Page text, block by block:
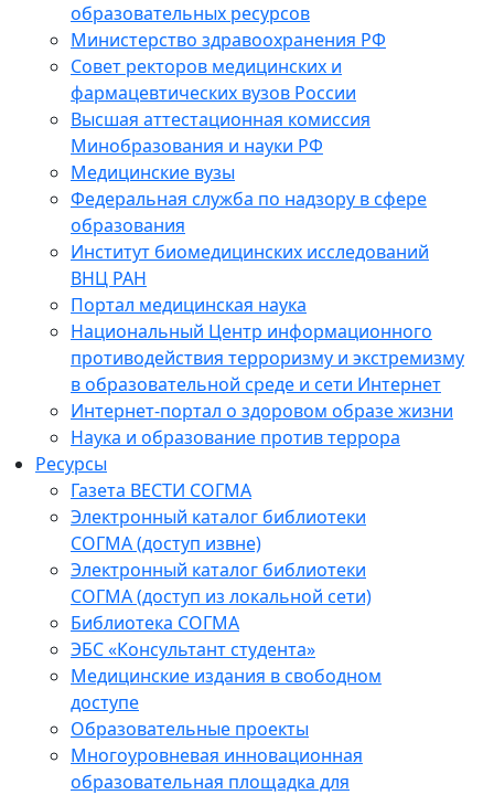
образовательных ресурсов
Министерство здравоохранения РФ
Совет ректоров медицинских и
фармацевтических вузов России
Высшая аттестационная комиссия
Минобразования и науки РФ
Медицинские вузы
Федеральная служба по надзору в сфере
образования
Институт биомедицинских исследований
ВНЦ РАН
Портал медицинская наука
Национальный Центр информационного
противодействия терроризму и экстремизму
в образовательной среде и сети Интернет
Интернет-портал о здоровом образе жизни
Наука и образование против террора
Ресурсы
Газета ВЕСТИ СОГМА
Электронный каталог библиотеки
СОГМА (доступ извне)
Электронный каталог библиотеки
СОГМА (доступ из локальной сети)
Библиотека СОГМА
ЭБС «Консультант студента»
Медицинские издания в свободном
доступе
Образовательные проекты
Многоуровневая инновационная
образовательная площадка для